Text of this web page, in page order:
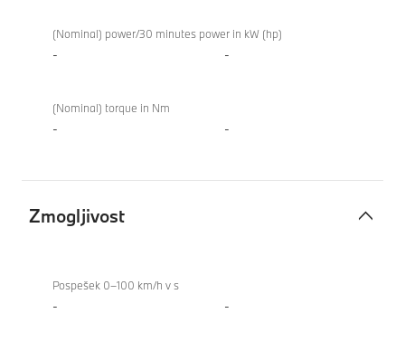
motor
M8
Coupé
(Nominal) power/30 minutes power in kW (hp)
- -
(Nominal) torque in Nm
- -
Zmogljivost
M8
Coupé
Pospešek 0–100 km/h v s
- -